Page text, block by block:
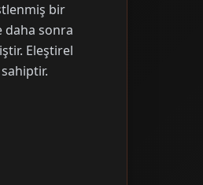
bir
daha sonra
Eleştirel